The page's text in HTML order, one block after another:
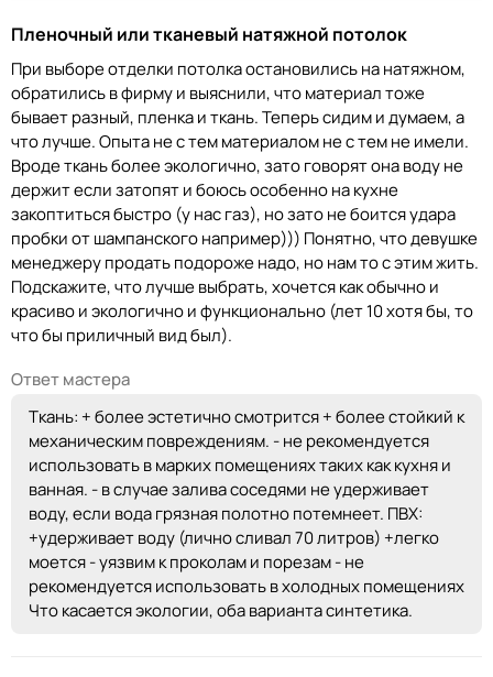
Пленочный или тканевый натяжной потолок
При выборе отделки потолка остановились на натяжном,
обратились в фирму и выяснили, что материал тоже
бывает разный, пленка и ткань. Теперь сидим и думаем, а
что лучше. Опыта не с тем материалом не с тем не имели.
Вроде ткань более экологично, зато говорят она воду не
держит если затопят и боюсь особенно на кухне
закоптиться быстро (у нас газ), но зато не боится удара
пробки от шампанского например))) Понятно, что девушке
менеджеру продать подороже надо, но нам то с этим жить.
Подскажите, что лучше выбрать, хочется как обычно и
красиво и экологично и функционально (лет 10 хотя бы, то
что бы приличный вид был).
Ответ мастера
Ткань: + более эстетично смотрится + более стойкий к
механическим повреждениям. - не рекомендуется
использовать в марких помещениях таких как кухня и
ванная. - в случае залива соседями не удерживает
воду, если вода грязная полотно потемнеет. ПВХ:
+удерживает воду (лично сливал 70 литров) +легко
моется - уязвим к проколам и порезам - не
рекомендуется использовать в холодных помещениях
Что касается экологии, оба варианта синтетика.